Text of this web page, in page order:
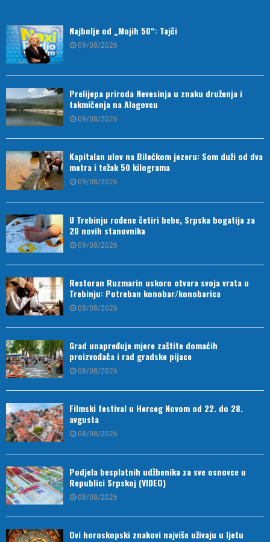
Najbolje od „Mojih 50“: Tajči
09/08/2026
Prelijepa priroda Nevesinja u znaku druženja i
takmičenja na Alagovcu
09/08/2026
Kapitalan ulov na Bilećkom jezeru: Som duži od dva
metra i težak 50 kilograma
09/08/2026
U Trebinju rođene četiri bebe, Srpska bogatija za
20 novih stanovnika
09/08/2026
Restoran Ruzmarin uskoro otvara svoja vrata u
Trebinju: Potreban konobar/konobarica
08/08/2026
Grad unapređuje mjere zaštite domaćih
proizvođača i rad gradske pijace
08/08/2026
Filmski festival u Herceg Novom od 22. do 28.
avgusta
08/08/2026
Podjela besplatnih udžbenika za sve osnovce u
Republici Srpskoj (VIDEO)
08/08/2026
Ovi horoskopski znakovi najviše uživaju u ljetu